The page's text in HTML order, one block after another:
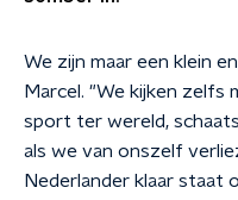
We zijn maar een klein
Marcel. "We kijken zelfs
sport ter wereld,
als we van onszelf
Nederlander klaar staat